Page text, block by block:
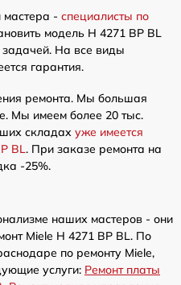
- специалисты по
модель H 4271 BP BL
задачей. На все виды
гарантия.
ремонта. Мы большая
Мы имеем более 20 тыс.
складах уже имеется
BL. При заказе ремонта на
-25%.
наших мастеров - они
Miele H 4271 BP BL. По
по ремонту Miele,
услуги: Ремонт платы